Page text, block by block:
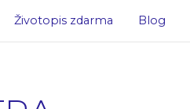
Životopis zdarma Blog